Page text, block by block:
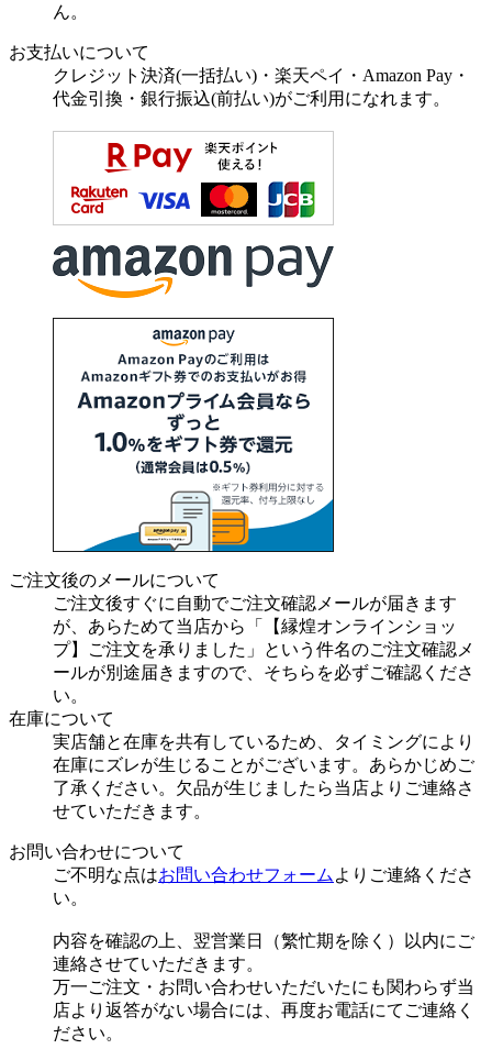
ん。
お支払いについて
クレジット決済(一括払い)・楽天ペイ・Amazon Pay・
代金引換・銀行振込(前払い)がご利用になれます。
ご注文後のメールについて
ご注文後すぐに自動でご注文確認メールが届きます
が、あらためて当店から「【縁煌オンラインショッ
プ】ご注文を承りました」という件名のご注文確認メ
ールが別途届きますので、そちらを必ずご確認くださ
い。
在庫について
実店舗と在庫を共有しているため、タイミングにより
在庫にズレが生じることがございます。あらかじめご
了承ください。欠品が生じましたら当店よりご連絡さ
せていただきます。
お問い合わせについて
ご不明な点はお問い合わせフォームよりご連絡くださ
い。
内容を確認の上、翌営業日（繁忙期を除く）以内にご
連絡させていただきます。
万一ご注文・お問い合わせいただいたにも関わらず当
店より返答がない場合には、再度お電話にてご連絡く
ださい。